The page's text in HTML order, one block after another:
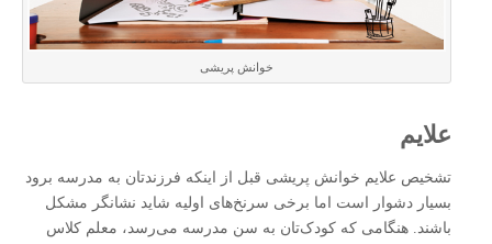
خوانش پریشی
علایم
تشخیص علایم خوانش‌ پریشی قبل از اینکه فرزندتان به مدرسه برود
بسیار دشوار است اما برخی سرنخ‌های اولیه شاید نشانگر مشکل
باشند. هنگامی که کودک‌تان به سن مدرسه می‌رسد، معلم کلاس